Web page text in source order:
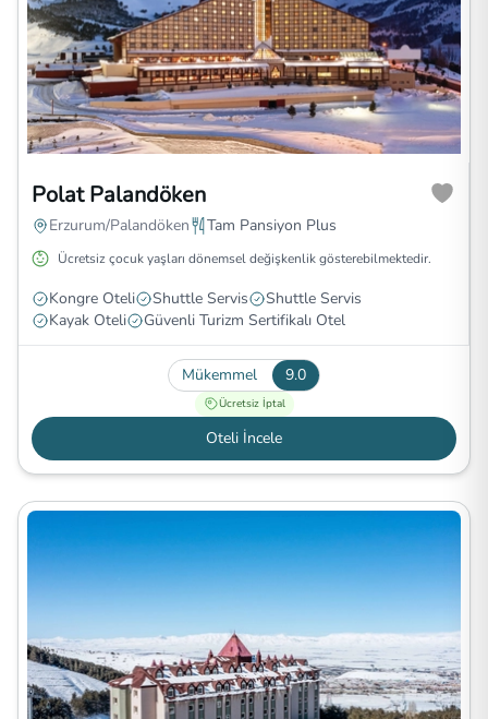
Polat Palandöken
Erzurum/Palandöken Tam Pansiyon Plus
Ücretsiz çocuk yaşları dönemsel değişkenlik gösterebilmektedir.
Kongre Oteli Shuttle Servis
Shuttle Servis
Kayak Oteli
Güvenli Turizm Sertifikalı Otel
Mükemmel 9.0
Ücretsiz İptal
Oteli İncele